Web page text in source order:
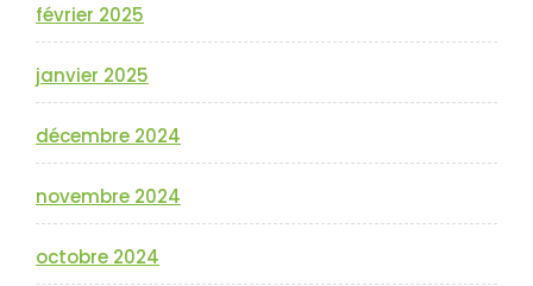
février 2025
janvier 2025
décembre 2024
novembre 2024
octobre 2024